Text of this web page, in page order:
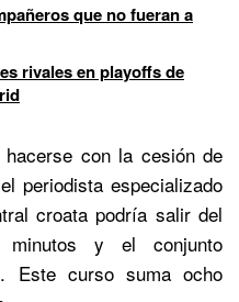
que no fueran a
rivales en playoffs de
con la cesión de
periodista especializado
croata podría salir del
y el conjunto
Este curso suma ocho